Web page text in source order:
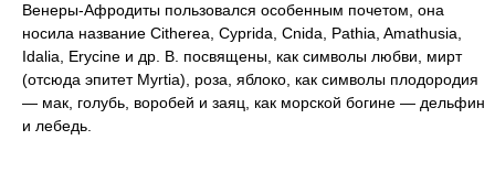
Венеры-Афродиты пользовался особенным почетом, она
носила название Citherea, Cyprida, Cnida, Pathia, Amathusia,
Idalia, Erycine и др. В. посвящены, как символы любви, мирт
(отсюда эпитет Myrtia), роза, яблоко, как символы плодородия
— мак, голубь, воробей и заяц, как морской богине — дельфин
и лебедь.